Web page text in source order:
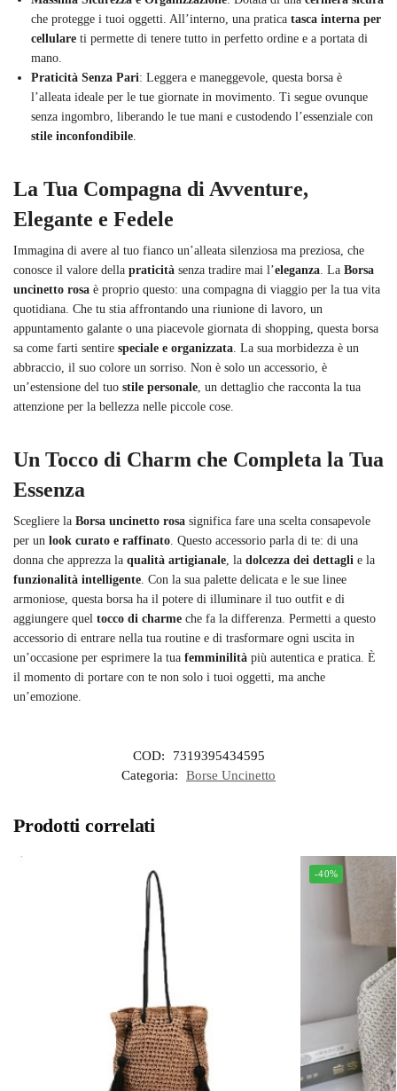
che protegge i tuoi oggetti. All’interno, una pratica tasca interna per
cellulare ti permette di tenere tutto in perfetto ordine e a portata di
mano.
Praticità Senza Pari: Leggera e maneggevole, questa borsa è
l’alleata ideale per le tue giornate in movimento. Ti segue ovunque
senza ingombro, liberando le tue mani e custodendo l’essenziale con
stile inconfondibile.
La Tua Compagna di Avventure,
Elegante e Fedele
Immagina di avere al tuo fianco un’alleata silenziosa ma preziosa, che
conosce il valore della praticità senza tradire mai l’eleganza. La Borsa
uncinetto rosa è proprio questo: una compagna di viaggio per la tua vita
quotidiana. Che tu stia affrontando una riunione di lavoro, un
appuntamento galante o una piacevole giornata di shopping, questa borsa
sa come farti sentire speciale e organizzata. La sua morbidezza è un
abbraccio, il suo colore un sorriso. Non è solo un accessorio, è
un’estensione del tuo stile personale, un dettaglio che racconta la tua
attenzione per la bellezza nelle piccole cose.
Un Tocco di Charm che Completa la Tua
Essenza
Scegliere la Borsa uncinetto rosa significa fare una scelta consapevole
per un look curato e raffinato. Questo accessorio parla di te: di una
donna che apprezza la qualità artigianale, la dolcezza dei dettagli e la
funzionalità intelligente. Con la sua palette delicata e le sue linee
armoniose, questa borsa ha il potere di illuminare il tuo outfit e di
aggiungere quel tocco di charme che fa la differenza. Permetti a questo
accessorio di entrare nella tua routine e di trasformare ogni uscita in
un’occasione per esprimere la tua femminilità più autentica e pratica. È
il momento di portare con te non solo i tuoi oggetti, ma anche
un’emozione.
COD:
7319395434595
Categoria:
Borse Uncinetto
Prodotti correlati
-40%